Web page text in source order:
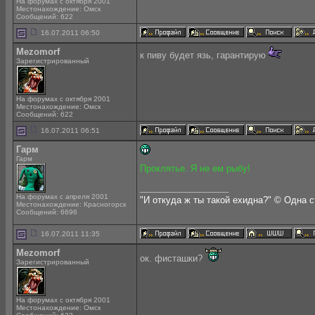
Местонахождение: Омск
Сообщений: 622
16.07.2011 06:50
Mezomorf
Зарегистрированный
На форумах с октября 2001
Местонахождение: Омск
Сообщений: 622
к пиву будет язь, гарантирую
16.07.2011 06:51
Гарм
Гарм
На форумах с апреля 2001
Местонахождение: Красногорск
Сообщений: 6696
Проклятье. Я не ем рыбу!
"И откуда ж ты такой ехидна?" © Одна
16.07.2011 11:35
Mezomorf
Зарегистрированный
На форумах с октября 2001
Местонахождение: Омск
ок. фисташки?